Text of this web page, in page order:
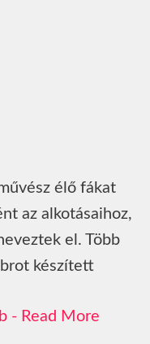
élő fákat
az alkotásaihoz,
el. Több
készített
Read More